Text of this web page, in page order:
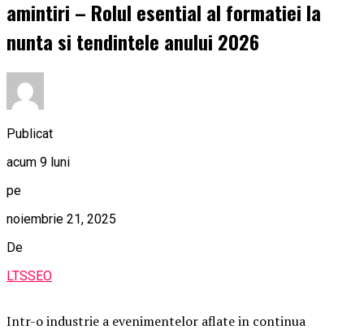
amintiri – Rolul esential al formatiei la
nunta si tendintele anului 2026
Publicat
acum 9 luni
pe
noiembrie 21, 2025
De
LTSSEO
Intr-o industrie a evenimentelor aflate in continua